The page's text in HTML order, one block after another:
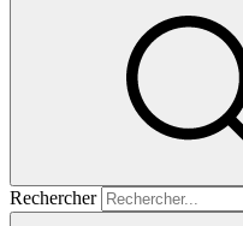
Rechercher